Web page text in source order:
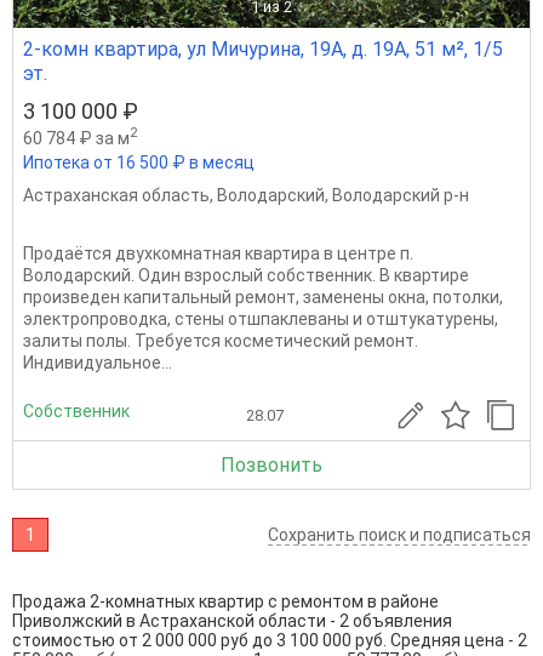
1 из 2
2-комн квартира, ул Мичурина, 19А, д. 19А, 51 м², 1/5
эт.
3 100 000 ₽
60 784 ₽ за м2
Ипотека от 16 500 ₽ в месяц
Астраханская область, Володарский, Володарский р-н
Продаётся двухкомнатная квартира в центре п.
Володарский. Один взрослый собственник. В квартире
произведен капитальный ремонт, заменены окна, потолки,
электропроводка, стены отшпаклеваны и отштукатурены,
залиты полы. Требуется косметический ремонт.
Индивидуальное...
Собственник 28.07
Позвонить
1 Сохранить поиск и подписаться
Продажа 2-комнатных квартир с ремонтом в районе
Приволжский в Астраханской области - 2 объявления
стоимостью от 2 000 000 руб до 3 100 000 руб. Средняя цена - 2